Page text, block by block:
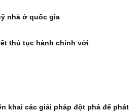
nhà ở quốc gia
thủ tục hành chính với
khai các giải pháp đột phá để phát